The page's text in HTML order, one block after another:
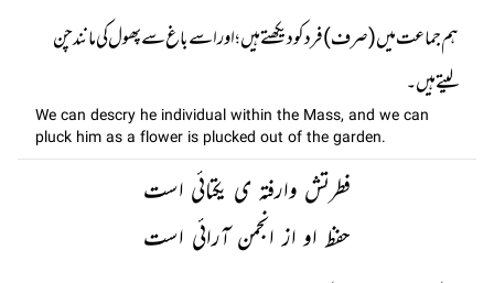
ہم جماعت میں (صرف) فرد کو دیکھتے ہیں ؛ اور اسے باغ سے پھول کی مانند چن
لیتے ہیں۔
We can descry he individual within the Mass, and we can
pluck him as a flower is plucked out of the garden.
فطرتش وارفتہ ی یکتائی است
حفظ او از انجمن آرائی است